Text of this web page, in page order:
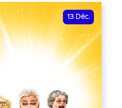
13 Déc.